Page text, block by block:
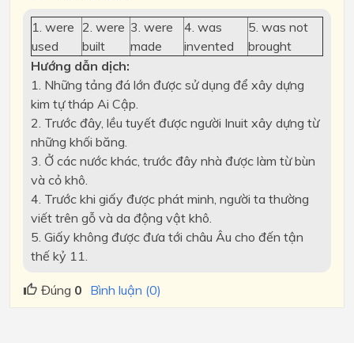
1. were
used
2. were
built
3. were
made
4. was
invented
5. was not
brought
Hướng dẫn dịch:
1. Những tảng đá lớn được sử dụng để xây dựng
kim tự tháp Ai Cập.
2. Trước đây, lều tuyết được người Inuit xây dựng từ
những khối băng.
3. Ở các nước khác, trước đây nhà được làm từ bùn
và cỏ khô.
4. Trước khi giấy được phát minh, người ta thường
viết trên gỗ và da động vật khô.
5. Giấy không được đưa tới châu Âu cho đến tận
thế kỷ 11.
Đúng 0 Bình luận (0)